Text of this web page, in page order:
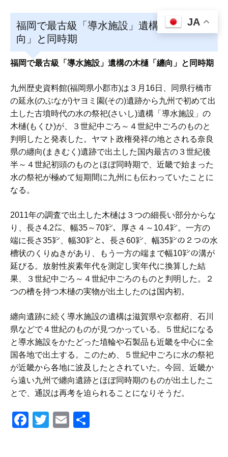
福岡で最古級「導水施設」遺構の木樋「纏
向」と同時期
福岡で最古級「導水施設」遺構の木樋「纏向」と同時期
九州歴史資料館(福岡県小郡市)は３月16日、同県行橋市
の延永(のぶなが)ヤヨミ園(その)遺跡から九州で初めて出
土した古墳時代の水の祭祀(さいし)遺構「導水施設」の
木樋(もくひ)が、３世紀中ごろ～４世紀中ごろのものと
判明したと発表した。ヤマト政権発祥の地とされる奈良
県の纏向(まきむく)遺跡で出土した国内最古の３世紀後
半～４世紀初頭のものとほぼ同時期で、近畿で始まった
水の祭祀が極めて短期間に九州にも伝わっていたことに
なる。
2011年の調査で出土した木樋は３つの細長い部分からな
り、長さ4.2㍍、幅35～70㌢、厚さ４～10.4㌢。一方の
端に長さ35㌢、幅30㌢と、長さ60㌢、幅35㌢の２つの水
槽状のくりぬきがあり、もう一方の端まで幅10㌢の溝が
延びる。放射性炭素年代を測定し実年代に換算した結
果、３世紀中ごろ～４世紀中ごろのものと判明した。２
つの槽を持つ木樋の実物が出土したのは国内初。
纏向遺跡に続く導水施設の遺構は滋賀県や京都府、石川
県などで４世紀のものが見つかっている。５世紀になる
と導水施設をかたどった埴輪や石製品も近畿を中心に全
国各地で出土する。このため、５世紀中ごろに水の祭祀
が近畿から各地に波及したとされていた。今回、近畿か
ら遠い九州で纏向遺跡とほぼ同時期のものが出土したこ
とで、通説は再考を迫られることになりそうだ。
F
T
E
JA